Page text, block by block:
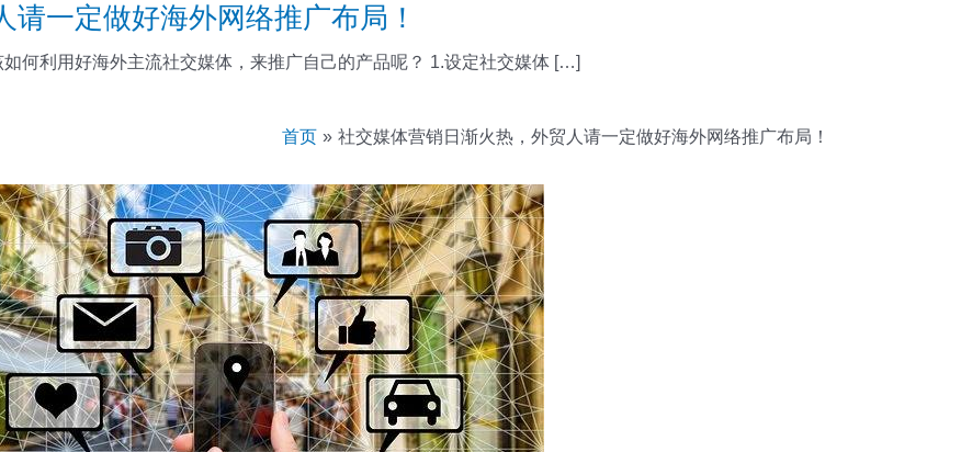
一定做好海外网络推广布局！
何利用好海外主流社交媒体，来推广自己的产品呢？ 1.设定社交媒体 […]
首页
社交媒体营销日渐火热，外贸人请一定做好海外网络推广布局！